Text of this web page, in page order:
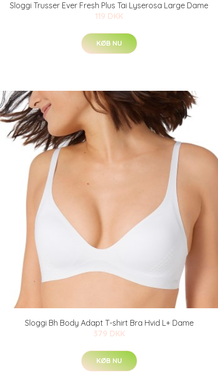
Sloggi Trusser Ever Fresh Plus Tai Lyserosa Large Dame
119 DKK
KØB NU
Sloggi Bh Body Adapt T-shirt Bra Hvid L+ Dame
379 DKK
KØB NU